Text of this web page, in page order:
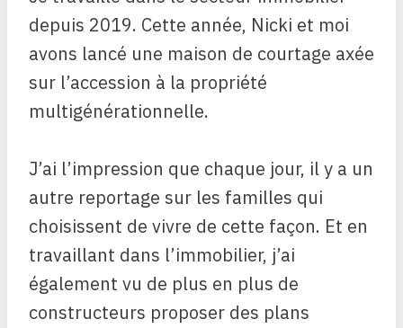
depuis 2019. Cette année, Nicki et moi
avons lancé une maison de courtage axée
sur l’accession à la propriété
multigénérationnelle.
J’ai l’impression que chaque jour, il y a un
autre reportage sur les familles qui
choisissent de vivre de cette façon. Et en
travaillant dans l’immobilier, j’ai
également vu de plus en plus de
constructeurs proposer des plans